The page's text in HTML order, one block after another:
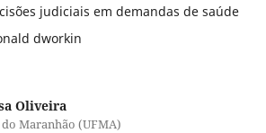
judiciais em demandas de saúde
dworkin
Oliveira
Maranhão (UFMA)